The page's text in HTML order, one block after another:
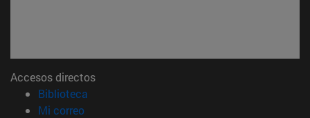
Accesos directos
Biblioteca
Mi correo(abre en nueva ventana)